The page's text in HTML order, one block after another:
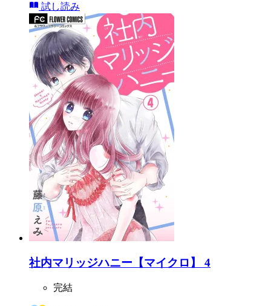
試し読み
社内マリッジハニー【マイクロ】 4
完結